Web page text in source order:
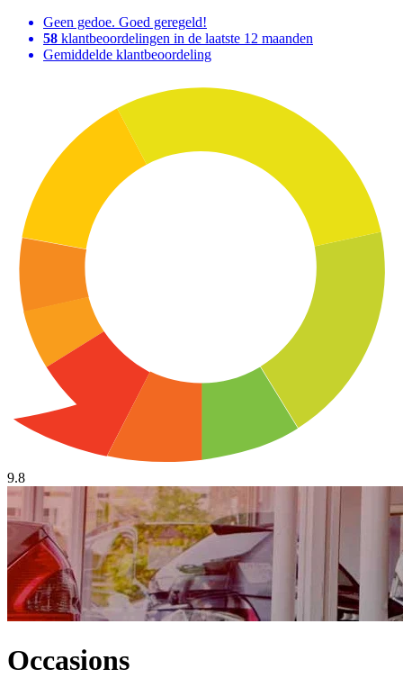
Geen gedoe. Goed geregeld!
58 klantbeoordelingen in de laatste 12 maanden
Gemiddelde klantbeoordeling
9.8
Occasions